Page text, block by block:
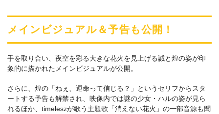
メインビジュアル＆予告も公開！
手を取り合い、夜空を彩る大きな花火を見上げる誠と煌の姿が印
象的に描かれたメインビジュアルが公開。
さらに、煌の「ねぇ、運命って信じる？」というセリフからスタ
ートする予告も解禁され、映像内では謎の少女・ハルの姿が見ら
れるほか、timeleszが歌う主題歌「消えない花火」の一部音源も聞